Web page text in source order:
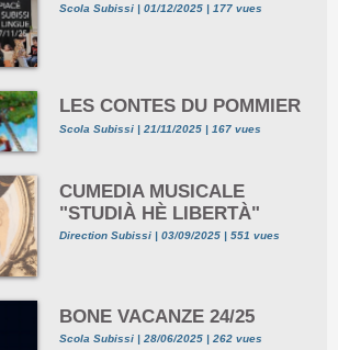
Scola Subissi | 01/12/2025 | 177 vues
LES CONTES DU POMMIER
Scola Subissi | 21/11/2025 | 167 vues
CUMEDIA MUSICALE
"STUDIÀ HÈ LIBERTÀ"
Direction Subissi | 03/09/2025 | 551 vues
BONE VACANZE 24/25
Scola Subissi | 28/06/2025 | 262 vues